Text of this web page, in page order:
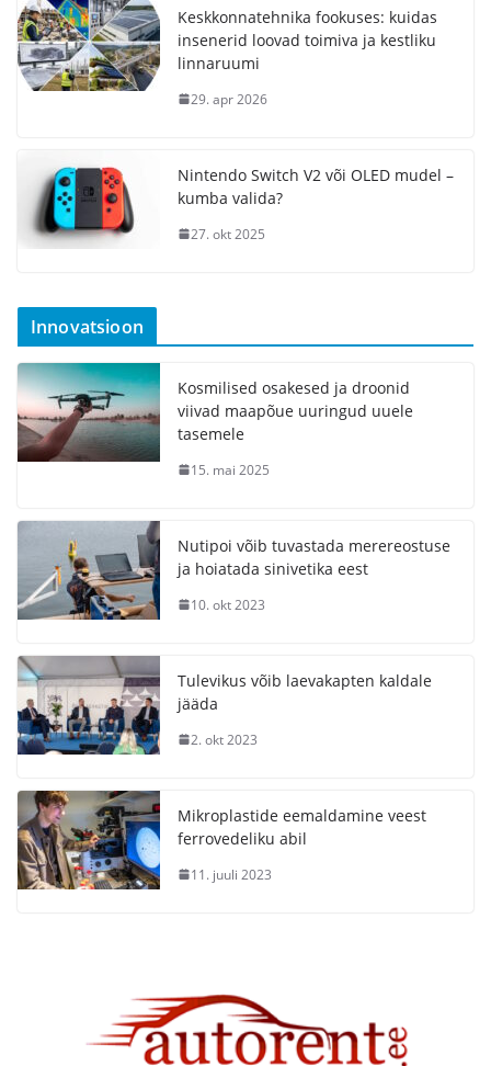
Keskkonnatehnika fookuses: kuidas
insenerid loovad toimiva ja kestliku
linnaruumi
29. apr 2026
Nintendo Switch V2 või OLED mudel –
kumba valida?
27. okt 2025
Innovatsioon
Kosmilised osakesed ja droonid
viivad maapõue uuringud uuele
tasemele
15. mai 2025
Nutipoi võib tuvastada merereostuse
ja hoiatada sinivetika eest
10. okt 2023
Tulevikus võib laevakapten kaldale
jääda
2. okt 2023
Mikroplastide eemaldamine veest
ferrovedeliku abil
11. juuli 2023